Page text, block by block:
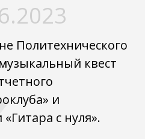
Политехнического
квест
и
с нуля».